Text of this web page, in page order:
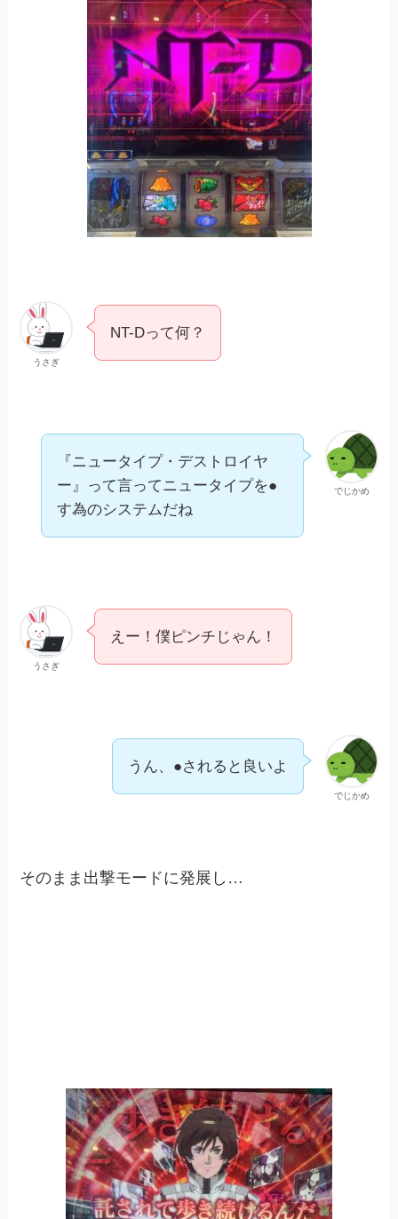
うさぎ
NT-Dって何？
でじかめ
『ニュータイプ・デストロイヤ
ー』って言ってニュータイプを●
す為のシステムだね
うさぎ
えー！僕ピンチじゃん！
でじかめ
うん、●されると良いよ
そのまま出撃モードに発展し…